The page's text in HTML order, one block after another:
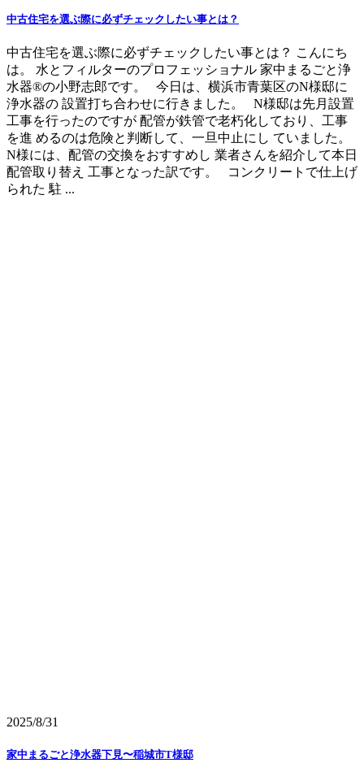
中古住宅を選ぶ際に必ずチェックしたい事とは？
中古住宅を選ぶ際に必ずチェックしたい事とは？ こんにち
は。 水とフィルターのプロフェッショナル 家中まるごと浄
水器®の小野志郎です。 今日は、横浜市青葉区のN様邸に
浄水器の 設置打ち合わせに行きました。 N様邸は先月設置
工事を行ったのですが 配管が鉄管で老朽化しており、工事
を進 めるのは危険と判断して、一旦中止にし ていました。
N様には、配管の交換をおすすめし 業者さんを紹介して本日
配管取り替え 工事となった訳です。 コンクリートで仕上げ
られた 駐 ...
2025/8/31
家中まるごと浄水器下見〜稲城市T様邸